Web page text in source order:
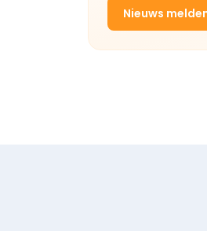
Nieuws